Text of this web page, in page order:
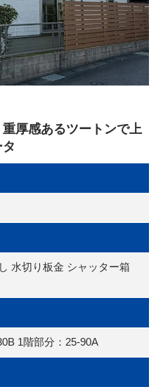
重厚感あるツートンで上
水切り板金 シャッター箱
1階部分：25-90A